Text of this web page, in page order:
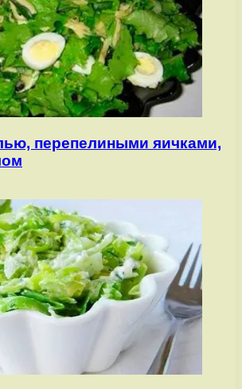
перепелиными яичками,